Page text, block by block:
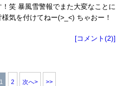
笑 暴風雪警報でまた大変なことに
気を付けてねー(>_<) ちゃおー！
[コメント(2)]
1 2 次へ> >>